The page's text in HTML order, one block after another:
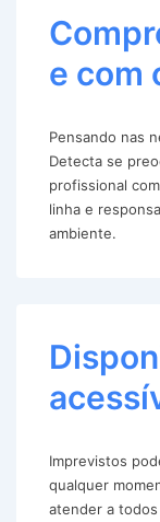
e com
Pensando nas
Detecta se
profissional
linha e
ambiente.
Imprevistos
qualquer
atender a